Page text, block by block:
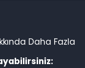
Daha Fazla